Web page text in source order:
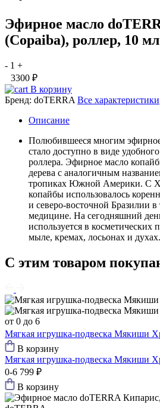
Эфирное масло
(Copaiba), роллер, 10 мл
- 1 +
3300 ₽
В корзину
Бренд: doTERRA Все характеристики
Описание
Полюбившееся многим
стало доступно в виде
роллера. Эфирное масло
дерева с аналогичным
тропиках Южной Америки. С
копайбы использовалось
и северо-восточной Бразилии
медицине. На сегодняшний
используется в косметических
мыле, кремах, лосьонах и духах.
С этим товаром
от 0 до 6
Мягкая игрушка-подвеска Мякиши
В корзину
Мягкая игрушка-подвеска Мякиши
0-6 799 ₽
В корзину